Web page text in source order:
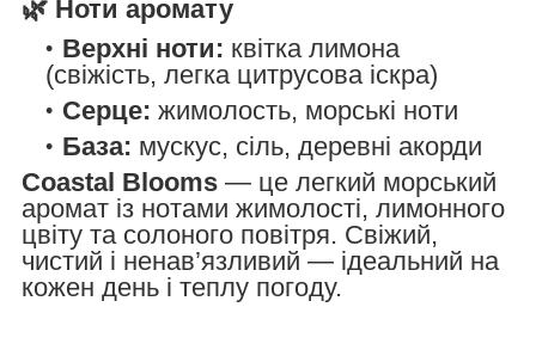
🌿 Ноти аромату
Верхні ноти: квітка лимона
(свіжість, легка цитрусова іскра)
Серце: жимолость, морські ноти
База: мускус, сіль, деревні акорди
Coastal Blooms — це легкий морський
аромат із нотами жимолості, лимонного
цвіту та солоного повітря. Свіжий,
чистий і ненав’язливий — ідеальний на
кожен день і теплу погоду.